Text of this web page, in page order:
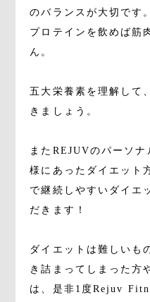
のバランスが大切です。
プロテインを飲めば筋
ん。
五大栄養素を理解して
きましょう。
またREJUVのパーソ
様にあったダイエット
で継続しやすいダイエ
だきます！
ダイエットは難しいも
き詰まってしまった方
は、是非1度Rejuv